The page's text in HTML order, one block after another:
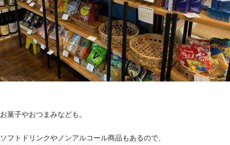
お菓子やおつまみなども。
ソフトドリンクやノンアルコール商品もあるので、